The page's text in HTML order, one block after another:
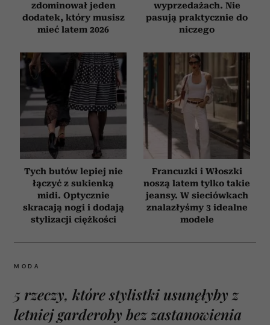
zdominował jeden
dodatek, który musisz
mieć latem 2026
wyprzedażach. Nie
pasują praktycznie do
niczego
Tych butów lepiej nie
łączyć z sukienką
midi. Optycznie
skracają nogi i dodają
stylizacji ciężkości
Francuzki i Włoszki
noszą latem tylko takie
jeansy. W sieciówkach
znalazłyśmy 3 idealne
modele
MODA
5 rzeczy, które stylistki usunęłyby z
letniej garderoby bez zastanowienia